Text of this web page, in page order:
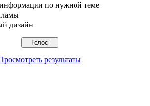
по нужной теме
дизайн
результаты